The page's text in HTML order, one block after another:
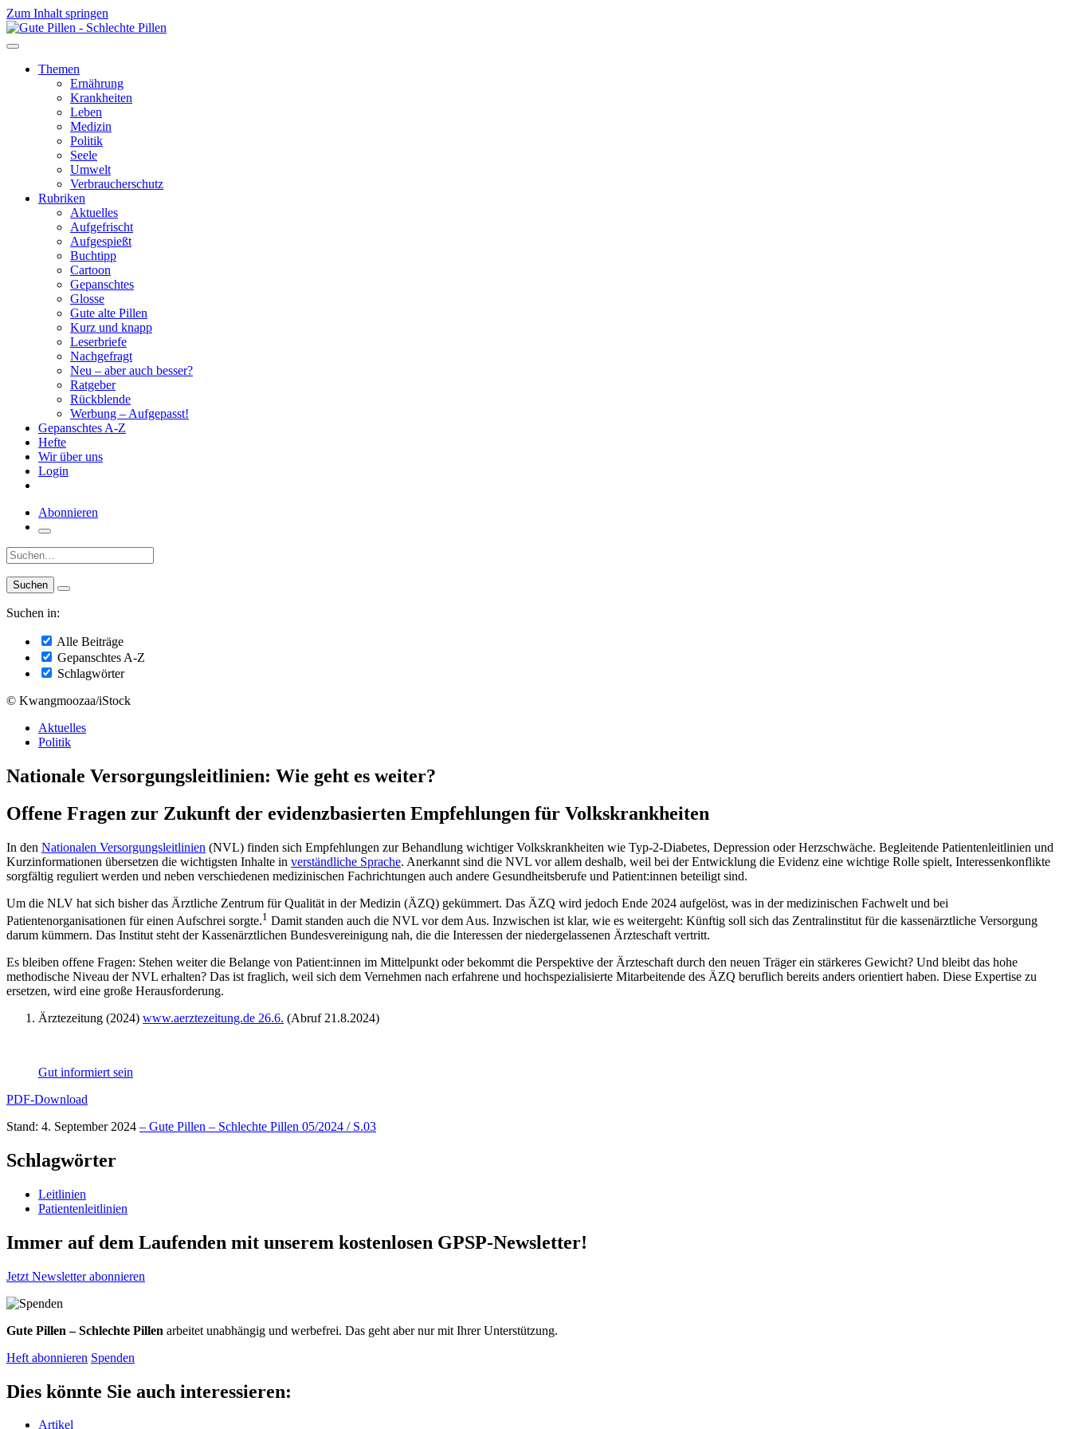
Zum Inhalt springen
Themen
Ernährung
Krankheiten
Leben
Medizin
Politik
Seele
Umwelt
Verbraucherschutz
Rubriken
Aktuelles
Aufgefrischt
Aufgespießt
Buchtipp
Cartoon
Gepanschtes
Glosse
Gute alte Pillen
Kurz und knapp
Leserbriefe
Nachgefragt
Neu – aber auch besser?
Ratgeber
Rückblende
Werbung – Aufgepasst!
Gepanschtes A-Z
Hefte
Wir über uns
Login
Abonnieren
Suche:
Suchen in:
Alle Beiträge
Gepanschtes A-Z
Schlagwörter
© Kwangmoozaa/iStock
Aktuelles
Politik
Nationale Versorgungsleitlinien: Wie geht es weiter?
Offene Fragen zur Zukunft der evidenzbasierten Empfehlungen für Volkskrankheiten
In den Nationalen Versorgungsleitlinien (NVL) finden sich Empfehlungen zur Behandlung wichtiger Volkskrankheiten wie Typ-2-Diabetes, Depression oder Herzschwäche. Begleitende Patientenleitlinien und
Kurzinformationen übersetzen die wichtigsten Inhalte in verständliche Sprache. Anerkannt sind die NVL vor allem deshalb, weil bei der Entwicklung die Evidenz eine wichtige Rolle spielt, Interessenkonflikte
sorgfältig reguliert werden und neben verschiedenen medizinischen Fachrichtungen auch andere Gesundheitsberufe und Patient:innen beteiligt sind.
Um die NLV hat sich bisher das Ärztliche Zentrum für Qualität in der Medizin (ÄZQ) gekümmert. Das ÄZQ wird jedoch Ende 2024 aufgelöst, was in der medizinischen Fachwelt und bei
Patientenorganisationen für einen Aufschrei sorgte.1 Damit standen auch die NVL vor dem Aus. Inzwischen ist klar, wie es weitergeht: Künftig soll sich das Zentralinstitut für die kassenärztliche Versorgung
darum kümmern. Das Institut steht der Kassenärztlichen Bundesvereinigung nah, die die Interessen der niedergelassenen Ärzteschaft vertritt.
Es bleiben offene Fragen: Stehen weiter die Belange von Patient:innen im Mittelpunkt oder bekommt die Perspektive der Ärzteschaft durch den neuen Träger ein stärkeres Gewicht? Und bleibt das hohe
methodische Niveau der NVL erhalten? Das ist fraglich, weil sich dem Vernehmen nach erfahrene und hochspezialisierte Mitarbeitende des ÄZQ beruflich bereits anders orientiert haben. Diese Expertise zu
ersetzen, wird eine große Herausforderung.
Ärztezeitung (2024) www.aerztezeitung.de 26.6. (Abruf 21.8.2024)
Gut informiert sein
PDF-Download
Stand: 4. September 2024 – Gute Pillen – Schlechte Pillen 05/2024 / S.03
Schlagwörter
Leitlinien
Patientenleitlinien
Immer auf dem Laufenden mit unserem kostenlosen GPSP-Newsletter!
Jetzt Newsletter abonnieren
Gute Pillen – Schlechte Pillen arbeitet unabhängig und werbefrei. Das geht aber nur mit Ihrer Unterstützung.
Heft abonnieren Spenden
Dies könnte Sie auch interessieren:
Artikel